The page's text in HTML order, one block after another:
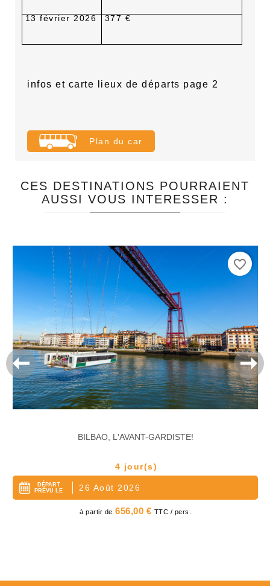
13 février 2026 377 €
infos et carte lieux de départs page 2
Plan du car
CES DESTINATIONS POURRAIENT
AUSSI VOUS INTERESSER :
BILBAO, L'AVANT-GARDISTE!
4 jour(s)
DÉPART
PRÉVU LE
26 Août 2026
Prix
à partir de 656,00 € TTC / pers.
favorite_border